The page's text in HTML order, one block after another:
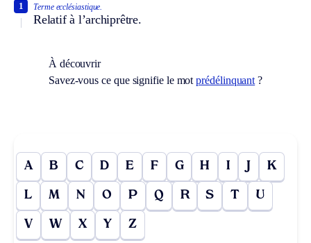
Terme ecclésiastique.
Relatif à l’archiprêtre.
1
À découvrir
Savez-vous ce que signifie le motprédélinquant ?
A B C D E F G H I J K
L M N O P Q R S T U
V W X Y Z